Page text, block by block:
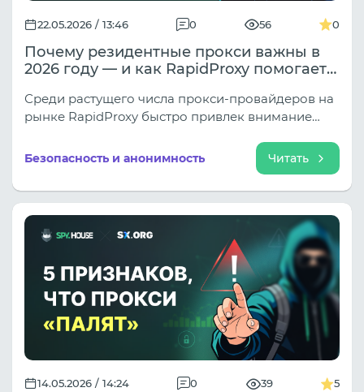
22.05.2026 / 13:46 0 56 0
Почему резидентные прокси важны в
2026 году — и как RapidProxy помогает
Среди растущего числа прокси-провайдеров на
рынке RapidProxy быстро привлек внимание
адресов, стабильной работе, доступной ценовой
политике и модели неистекающего трафика.
Безопасность и анонимность Читать
14.05.2026 / 14:24 0 39 5